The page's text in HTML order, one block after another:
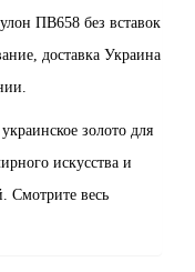
ПВ658 без вставок
доставка Украина
золото для
искусства и
Смотрите весь